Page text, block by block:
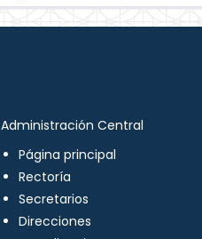
Administración Central
Página principal
Rectoría
Secretarios
Direcciones